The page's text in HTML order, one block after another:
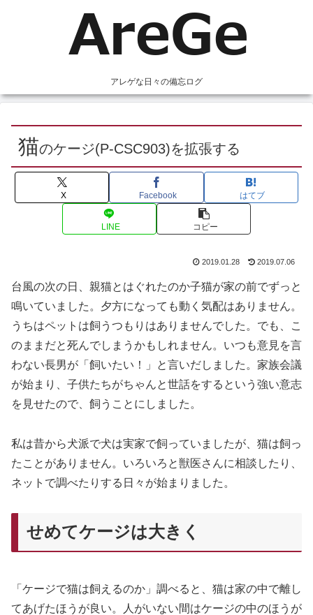
アレゲな日々の備忘ログ
猫のケージ(P-CSC903)を拡張する
X Facebook はてブ
LINE コピー
2019.01.28 2019.07.06
台風の次の日、親猫とはぐれたのか子猫が家の前でずっと
鳴いていました。夕方になっても動く気配はありません。
うちはペットは飼うつもりはありませんでした。でも、こ
のままだと死んでしまうかもしれません。いつも意見を言
わない長男が「飼いたい！」と言いだしました。家族会議
が始まり、子供たちがちゃんと世話をするという強い意志
を見せたので、飼うことにしました。
私は昔から犬派で犬は実家で飼っていましたが、猫は飼っ
たことがありません。いろいろと獣医さんに相談したり、
ネットで調べたりする日々が始まりました。
せめてケージは大きく
「ケージで猫は飼えるのか」調べると、猫は家の中で離し
てあげたほうが良い。人がいない間はケージの中のほうが